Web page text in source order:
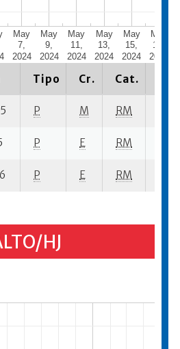
May
7,
2024
May
9,
2024
May
11,
2024
May
13,
2024
May
15,
2024
May
17,
2024
Tipo Cr. Cat.
P M RM
P E RM
P E RM
HJ